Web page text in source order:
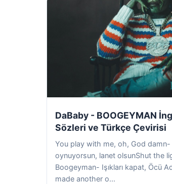
DaBaby - BOOGEYMAN
Sözleri ve Türkçe Çevirisi
You play with me, oh, God damn-
oynuyorsun, lanet olsunShut the
Boogeyman- Işıkları kapat, Öcü
made another o...